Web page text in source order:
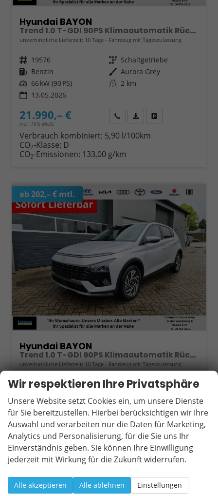
Hyundai BAYON
Trend 1.0 T-GDI 90PS Klimaautomatik Rückf.Kamera Parksensoren Sitzheizung Lenkradheizung Bluetooth Touchscreen Tempomat Apple CarPlay + Android Auto 16"LM
unverbindliche Lieferzeit: 10 Tage Fahrzeug mit Tageszulassung
Fahrzeugnr. 19576 Getriebe Schaltgetriebe
Kraftstoff Benzin Außenfarbe Aurora Grey
Leistung 66 kW (90 PS) Kilometerstand 2 km
13.05.2026
21.990,– €
incl. 19% MwSt.
Wir rufen Sie anFahrzeugexposé (PDF)
Verbrauch kombiniert: 5,90 l/100km
CO2-Klasse: D
CO2-Emissionen: 133,00 g/km
ab 202,– € mtl.
Hyundai BAYON
Trend 1.0 T-GDI 90PS Klimaautomatik Rückf.Kamera Parksensoren Sitzheizung Lenkradheizung Bluetooth Touchscreen Tempomat Apple CarPlay + Android Auto 16"LM
unverbindliche Lieferzeit: 10 Tage Fahrzeug mit Tageszulassung
Fahrzeugnr. 18252 GetriebeSchaltgetriebe
Benzin
66 kW (90 PS)
2 km
13.05.2026
22.090,– €
incl. 19% MwSt.
Wir rufen Sie an
Fahrzeugexposé (PDF)
Fahrzeug parken
Verbrauch kombiniert:5,90 l/100km
CO 2-Emissionen:133,00 g/km
Wir respektieren Ihre Privatsphäre
Unsere Website setzt Cookies ein, um unsere Dienste
für Sie bereitzustellen. Hierbei berücksichtigen wir Ihre
Auswahl und verarbeiten nur die Daten für Marketing,
Analytics und Personalisierung, für die Sie uns Ihr
Einverständnis geben. Sie können Ihre Einwilligung
jederzeit mit Wirkung für die Zukunft widerrufen.
Alle akzeptieren Alle ablehnen Einstellungen